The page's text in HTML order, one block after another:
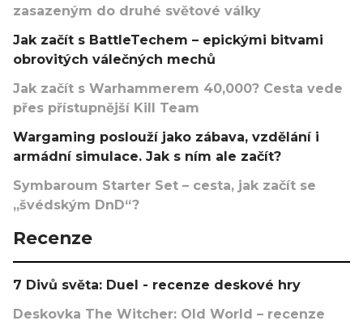
zasazeným do druhé světové války
Jak začít s BattleTechem – epickými bitvami
obrovitých válečných mechů
Jak začít s Warhammerem 40,000? Cesta vede
přes přístupnější Kill Team
Wargaming poslouží jako zábava, vzdělání i
armádní simulace. Jak s ním ale začít?
Symbaroum Starter Set – cesta, jak začít se
„švédským DnD“?
Recenze
7 Divů světa: Duel - recenze deskové hry
Deskovka The Witcher: Old World – recenze